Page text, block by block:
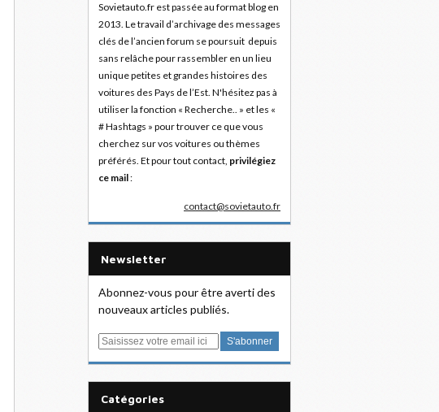
Sovietauto.fr est passée au format blog en
2013. Le travail d’archivage des messages
clés de l’ancien forum se poursuit depuis
sans relâche pour rassembler en un lieu
unique petites et grandes histoires des
voitures des Pays de l’Est. N'hésitez pas à
utiliser la fonction « Recherche.. » et les «
# Hashtags » pour trouver ce que vous
cherchez sur vos voitures ou thèmes
préférés. Et pour tout contact, privilégiez
ce mail:
contact@sovietauto.fr
Newsletter
Abonnez-vous pour être averti des
nouveaux articles publiés.
E
Catégories